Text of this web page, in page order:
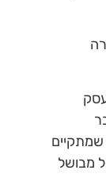
שמתקיים
מבושל